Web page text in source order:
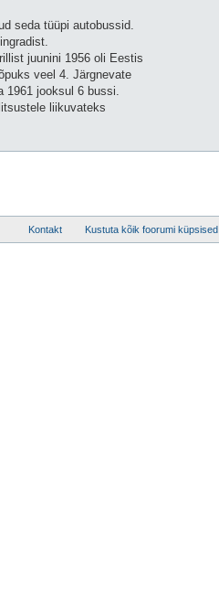
seda tüüpi autobussid.
juunini 1956 oli Eestis
veel 4. Järgnevate
jooksul 6 bussi.
liikuvateks
Kustuta kõik foorumi küpsised
Kontakt